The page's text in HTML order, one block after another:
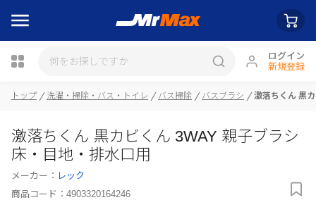
ログイン
新規登録
トップ 洗濯・掃除・バス・トイレ バス掃除 バスブラシ 激落ちくん 黒
激落ちくん 黒カビくん 3WAY 親子ブラシ
床・目地・排水口用
メーカー： レック
商品コード： 4903320164246